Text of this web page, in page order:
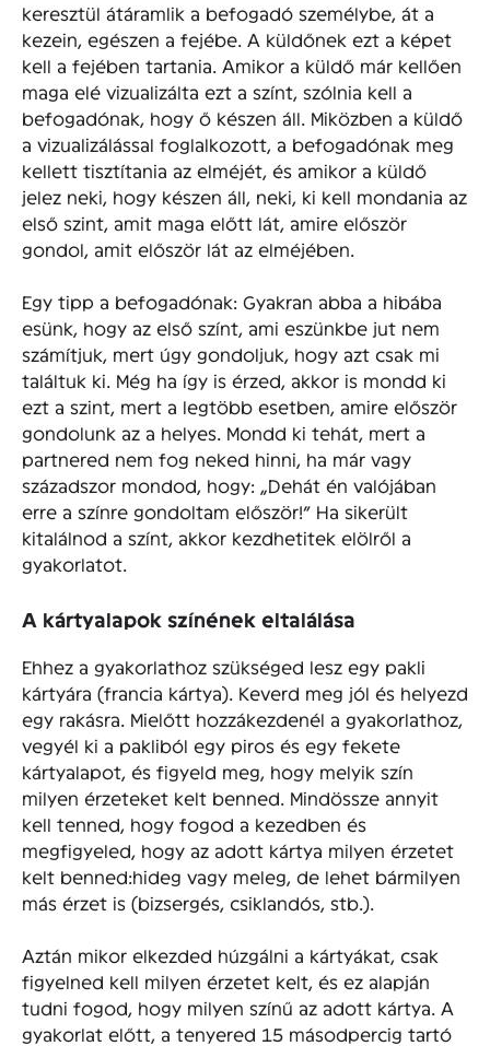
keresztül átáramlik a befogadó személybe, át a
kezein, egészen a fejébe. A küldőnek ezt a képet
kell a fejében tartania. Amikor a küldő már kellően
maga elé vizualizálta ezt a színt, szólnia kell a
befogadónak, hogy ő készen áll. Miközben a küldő
a vizualizálással foglalkozott, a befogadónak meg
kellett tisztítania az elméjét, és amikor a küldő
jelez neki, hogy készen áll, neki, ki kell mondania az
első szint, amit maga előtt lát, amire először
gondol, amit először lát az elméjében.
Egy tipp a befogadónak: Gyakran abba a hibába
esünk, hogy az első színt, ami eszünkbe jut nem
számítjuk, mert úgy gondoljuk, hogy azt csak mi
találtuk ki. Még ha így is érzed, akkor is mondd ki
ezt a szint, mert a legtöbb esetben, amire először
gondolunk az a helyes. Mondd ki tehát, mert a
partnered nem fog neked hinni, ha már vagy
századszor mondod, hogy: „Dehát én valójában
erre a színre gondoltam először!” Ha sikerült
kitalálnod a színt, akkor kezdhetitek elölről a
gyakorlatot.
A kártyalapok színének eltalálása
Ehhez a gyakorlathoz szükséged lesz egy pakli
kártyára (francia kártya). Keverd meg jól és helyezd
egy rakásra. Mielőtt hozzákezdenél a gyakorlathoz,
vegyél ki a pakliból egy piros és egy fekete
kártyalapot, és figyeld meg, hogy melyik szín
milyen érzeteket kelt benned. Mindössze annyit
kell tenned, hogy fogod a kezedben és
megfigyeled, hogy az adott kártya milyen érzetet
kelt benned:hideg vagy meleg, de lehet bármilyen
más érzet is (bizsergés, csiklandós, stb.).
Aztán mikor elkezded húzgálni a kártyákat, csak
figyelned kell milyen érzetet kelt, és ez alapján
tudni fogod, hogy milyen színű az adott kártya. A
gyakorlat előtt, a tenyered 15 másodpercig tartó